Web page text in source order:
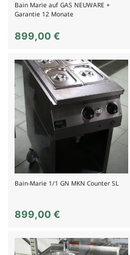
Bain Marie auf GAS NEUWARE +
Garantie 12 Monate
899,00 €
Bain-Marie 1/1 GN MKN Counter SL
899,00 €